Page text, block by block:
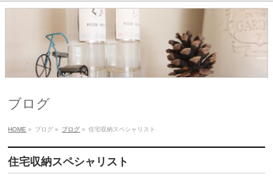
ブログ
HOME » ブログ » ブログ » 住宅収納スペシャリスト
住宅収納スペシャリスト